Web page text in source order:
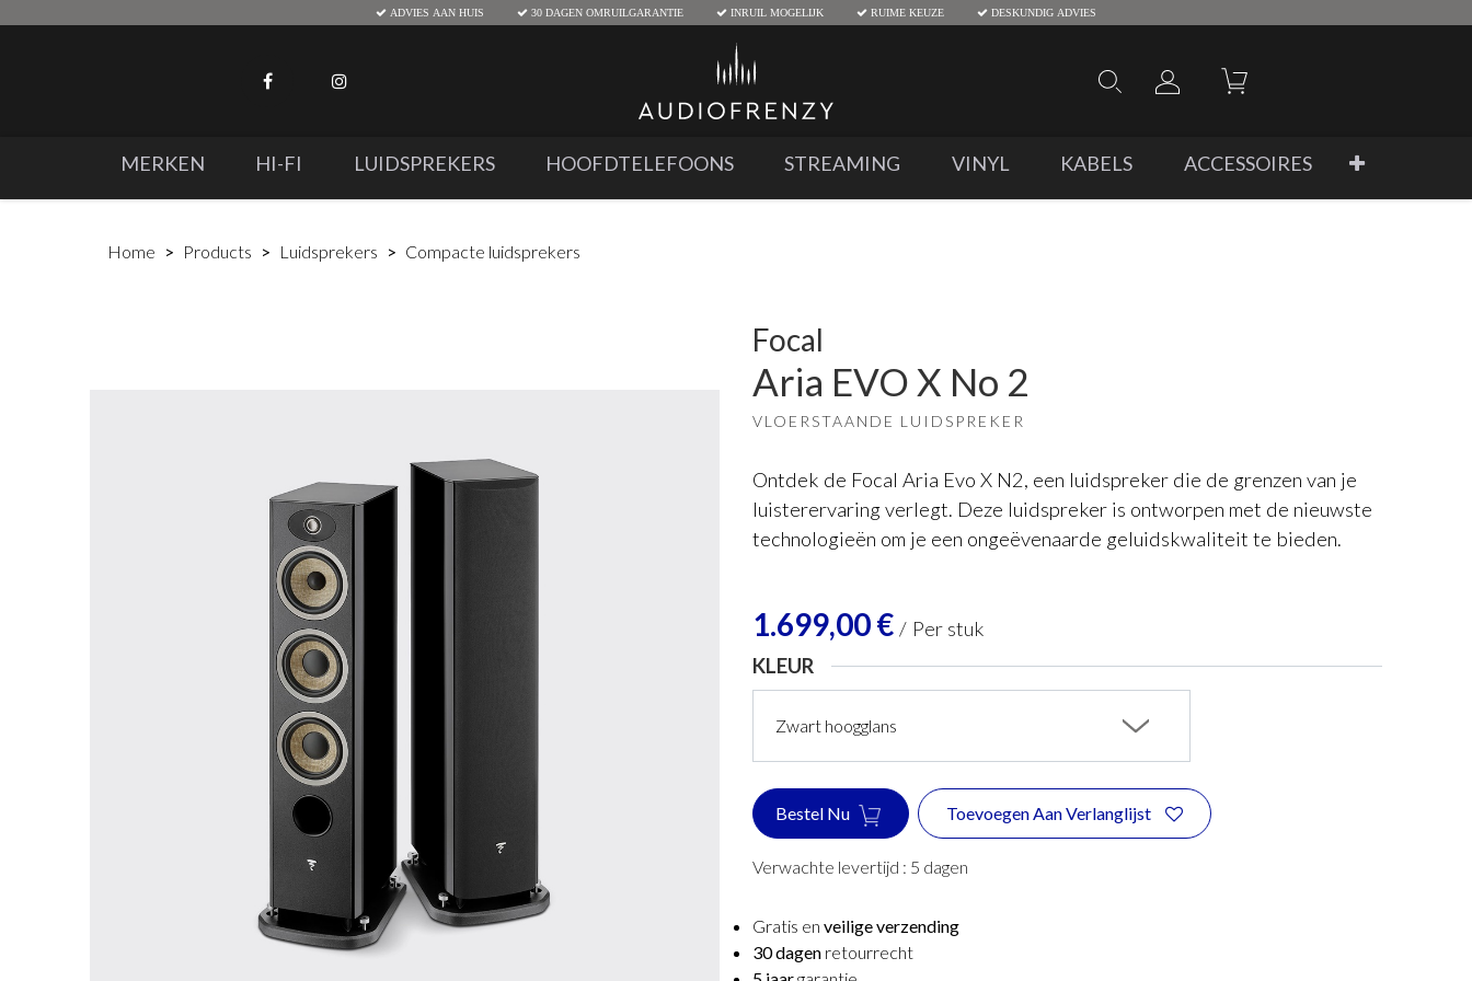
ADVIES AAN HUIS 30 DAGEN OMRUILGARANTIE INRUIL MOGELIJK RUIME KEUZE DESKUNDIG ADVIES
MERKEN HI-FI LUIDSPREKERS HOOFDTELEFOONS STREAMING VINYL KABELS ACCESSOIRES
Home Products Luidsprekers Compacte luidsprekers
Focal
Aria EVO X No 2
VLOERSTAANDE LUIDSPREKER
Ontdek de Focal Aria Evo X N2, een luidspreker die de grenzen van je
luisterervaring verlegt. Deze luidspreker is ontworpen met de nieuwste
technologieën om je een ongeëvenaarde geluidskwaliteit te bieden.
1.699,00€ / Per stuk
KLEUR
Bestel Nu Toevoegen Aan Verlanglijst
Verwachte levertijd : 5 dagen
Gratis en veilige verzending
30 dagen retourrecht